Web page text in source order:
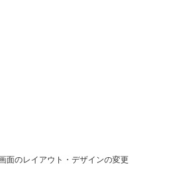
面のレイアウト・デザインの変更